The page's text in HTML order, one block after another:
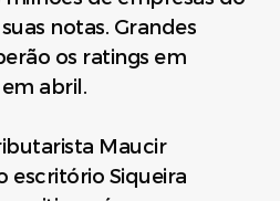
notas. Grandes
os ratings em
abril.
Maucir
escritório Siqueira